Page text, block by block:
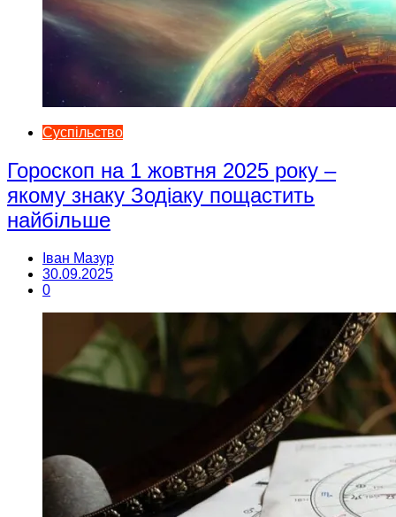
Суспільство
Гороскоп на 1 жовтня 2025 року –
якому знаку Зодіаку пощастить
найбільше
Іван Мазур
30.09.2025
0